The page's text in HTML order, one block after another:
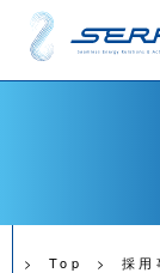
Top 採用